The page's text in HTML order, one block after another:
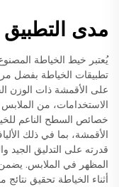
مدى التطبيق
يُعتبر خيط الخياطة
تطبيقات الخياطة بفضل
على الأقمشة ذات الوزن
الاستخدامات، من
خصائص السطح الناعم
الأقمشة، بما في ذلك
المظهر في الملابس.
أثناء الخياطة تحقيق